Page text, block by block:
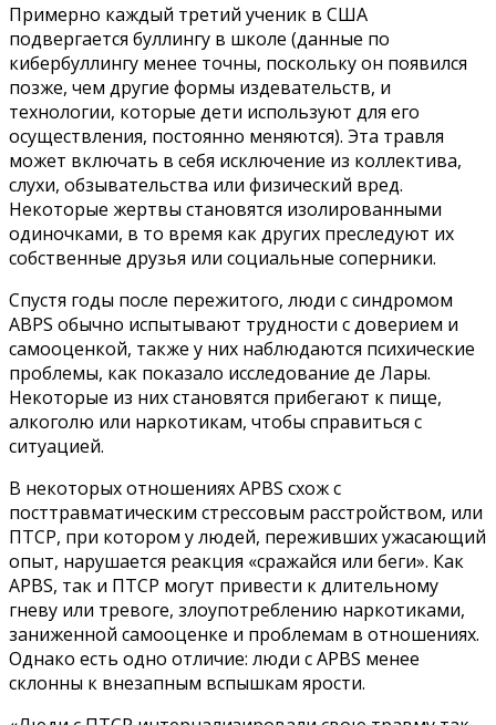
Примерно каждый третий ученик в США
подвергается буллингу в школе (данные по
кибербуллингу менее точны, поскольку он появился
позже, чем другие формы издевательств, и
технологии, которые дети используют для его
осуществления, постоянно меняются). Эта травля
может включать в себя исключение из коллектива,
слухи, обзывательства или физический вред.
Некоторые жертвы становятся изолированными
одиночками, в то время как других преследуют их
собственные друзья или социальные соперники.
Спустя годы после пережитого, люди с синдромом
ABPS обычно испытывают трудности с доверием и
самооценкой, также у них наблюдаются психические
проблемы, как показало исследование де Лары.
Некоторые из них становятся прибегают к пище,
алкоголю или наркотикам, чтобы справиться с
ситуацией.
В некоторых отношениях APBS схож с
посттравматическим стрессовым расстройством, или
ПТСР, при котором у людей, переживших ужасающий
опыт, нарушается реакция «сражайся или беги». Как
APBS, так и ПТСР могут привести к длительному
гневу или тревоге, злоупотреблению наркотиками,
заниженной самооценке и проблемам в отношениях.
Однако есть одно отличие: люди с APBS менее
склонны к внезапным вспышкам ярости.